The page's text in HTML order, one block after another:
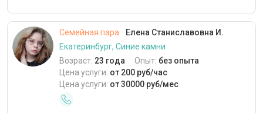
Семейная пара
Елена Станиславовна И.
Екатеринбург, Синие камни
Возраст: 23 года Опыт: без опыта
Цена услуги: от 200 руб/час
Цена услуги: от 30000 руб/мес